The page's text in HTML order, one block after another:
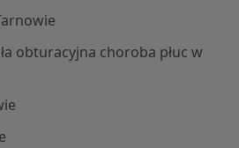
obturacyjna choroba płuc w